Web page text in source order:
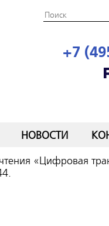
+7
НОВОСТИ
«Цифровая